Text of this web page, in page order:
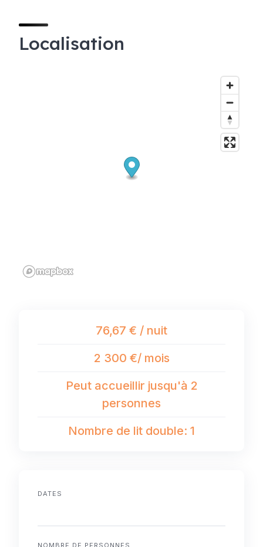
Localisation
76,67 € / nuit
2 300 €/ mois
Peut accueillir jusqu'à 2
personnes
Nombre de lit double: 1
DATES